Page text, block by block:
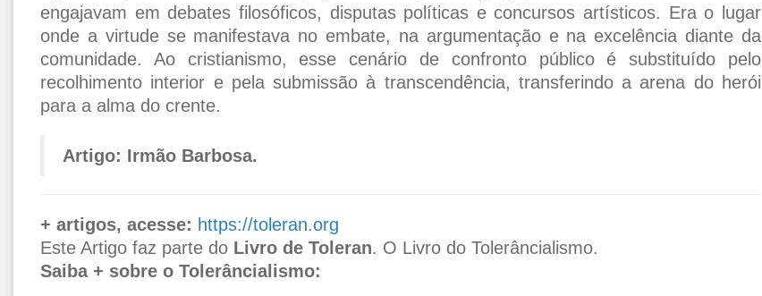
engajavam em debates filosóficos, disputas políticas e concursos artísticos. Era o lugar
onde a virtude se manifestava no embate, na argumentação e na excelência diante da
comunidade. Ao cristianismo, esse cenário de confronto público é substituído pelo
recolhimento interior e pela submissão à transcendência, transferindo a arena do herói
para a alma do crente.
Artigo: Irmão Barbosa.
+ artigos, acesse: https://toleran.org
Este Artigo faz parte do Livro de Toleran. O Livro do Tolerâncialismo.
Saiba + sobre o Tolerâncialismo: